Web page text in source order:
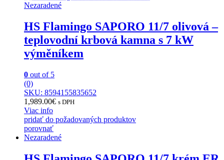
Nezaradené
HS Flamingo SAPORO 11/7 olivová –
teplovodní krbová kamna s 7 kW
výměníkem
0 out of 5
(0)
SKU: 8594155835652
1,989.00€ s DPH
Viac info
pridať do požadovaných produktov
porovnať
Nezaradené